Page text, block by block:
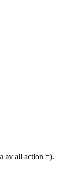
av all action =).